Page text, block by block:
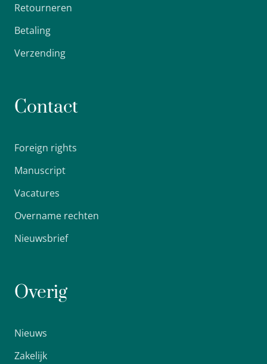
Retourneren
Betaling
Verzending
Contact
Foreign rights
Manuscript
Vacatures
Overname rechten
Nieuwsbrief
Overig
Nieuws
Zakelijk